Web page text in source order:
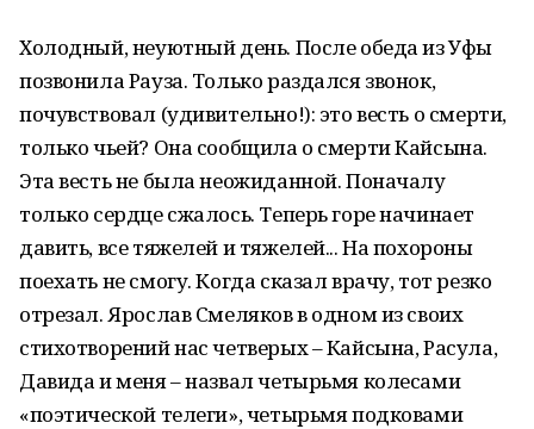
Холодный, неуютный день. После обеда из Уфы
позвонила Рауза. Только раздался звонок,
почувствовал (удивительно!): это весть о смерти,
только чьей? Она сообщила о смерти Кайсына.
Эта весть не была неожиданной. Поначалу
только сердце сжалось. Теперь горе начинает
давить, все тяжелей и тяжелей... На похороны
поехать не смогу. Когда сказал врачу, тот резко
отрезал. Ярослав Смеляков в одном из своих
стихотворений нас четверых – Кайсына, Расула,
Давида и меня – назвал четырьмя колесами
«поэтической телеги», четырьмя подковами